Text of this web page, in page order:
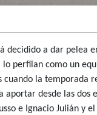
decidido a dar pelea
lo perfilan como un
la temporada
aportar desde las
e Ignacio Julián y